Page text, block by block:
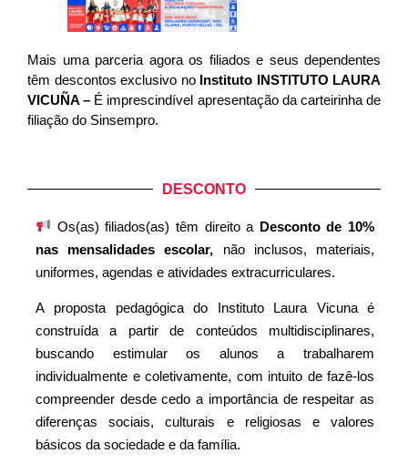
Mais uma parceria agora os filiados e seus dependentes
têm descontos exclusivo no Instituto INSTITUTO LAURA
VICUÑA – É imprescindível apresentação da carteirinha de
filiação do Sinsempro.
DESCONTO
Os(as) filiados(as) têm direito a Desconto de 10%
nas mensalidades escolar, não inclusos, materiais,
uniformes, agendas e atividades extracurriculares.
A proposta pedagógica do Instituto Laura Vicuna é
construída a partir de conteúdos multidisciplinares,
buscando estimular os alunos a trabalharem
individualmente e coletivamente, com intuito de fazê-los
compreender desde cedo a importância de respeitar as
diferenças sociais, culturais e religiosas e valores
básicos da sociedade e da família.